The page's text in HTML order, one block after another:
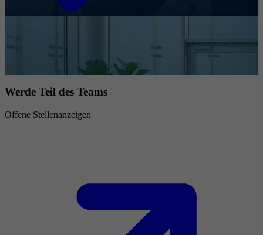
Werde Teil des Teams
Offene Stellenanzeigen